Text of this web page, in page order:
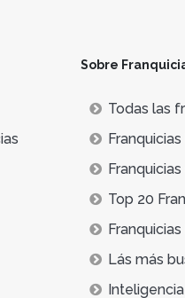
Sobre
Todas las
Top 20
Lás más